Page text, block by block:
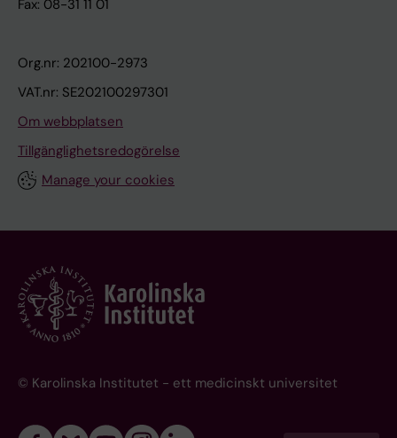
Fax: 08-31 11 01
Org.nr: 202100-2973
VAT.nr: SE202100297301
Om webbplatsen
Tillgänglighetsredogörelse
Manage your cookies
© Karolinska Institutet - ett medicinskt universitet